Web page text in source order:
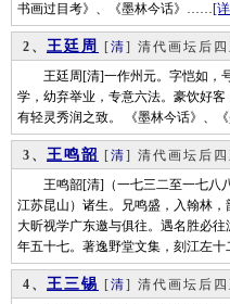
书画过目考》、《墨林今话》……[
2、 王廷周 [清] 清代画坛后四
王廷周[清]一作州元。字恺如，号
学，幼弃举业，专意六法。豪饮好
有轻灵秀润之致。 《墨林今话》、
3、 王鸣韶 [清] 清代画坛后四
王鸣韶[清]（一七三二至一七八八
江苏昆山）诸生。兄鸣盛，入翰林
大昕视学广东邀与俱往。遇名胜必
年五十七。著逸野堂文集，刻江左
4、 王三锡 [清] 清代画坛后四